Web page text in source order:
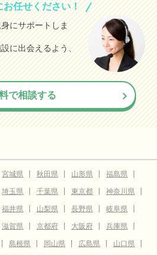
お任せください！
にサポートしま
に出会えるよう、
で相談する
宮城県 秋田県 山形県
福島県
埼玉県 千葉県 東京都
神奈川県
福井県 山梨県 長野県
岐阜県
滋賀県 京都府 大阪府
兵庫県
島根県 岡山県 広島県
山口県